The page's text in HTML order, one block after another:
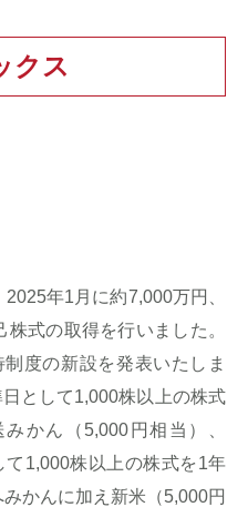
クス
年1月に約7,000万円、
式の取得を行いました。
度の新設を発表いたしま
として1,000株以上の株式
かん（5,000円相当）、
1,000株以上の株式を1年
かんに加え新米（5,000円